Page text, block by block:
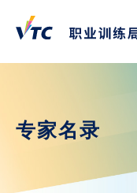
专家名录